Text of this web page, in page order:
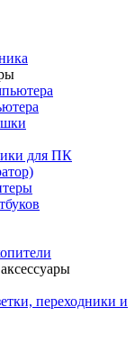
для ПК
переходники и